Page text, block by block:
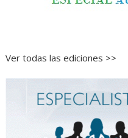
Ver todas las ediciones >>